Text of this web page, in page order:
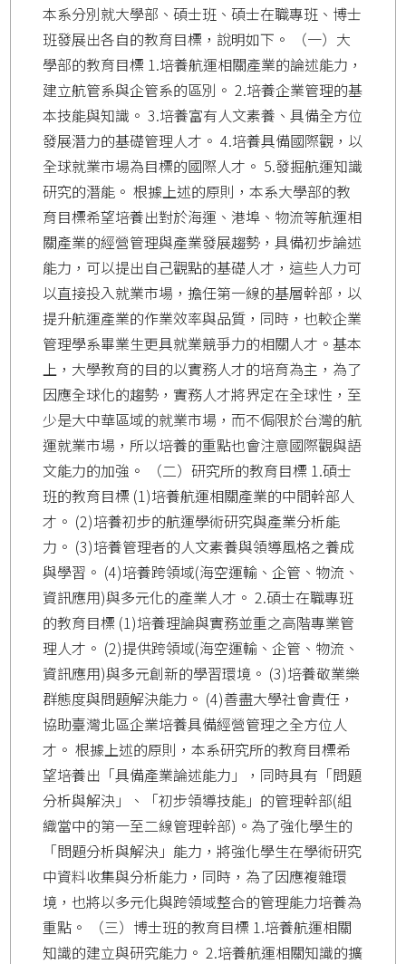
本系分別就大學部、碩士班、碩士在職專班、博士
班發展出各自的教育目標，說明如下。 （一）大
學部的教育目標 1.培養航運相關產業的論述能力，
建立航管系與企管系的區別。 2.培養企業管理的基
本技能與知識。 3.培養富有人文素養、具備全方位
發展潛力的基礎管理人才。 4.培養具備國際觀，以
全球就業市場為目標的國際人才。 5.發掘航運知識
研究的潛能。 根據上述的原則，本系大學部的教
育目標希望培養出對於海運、港埠、物流等航運相
關產業的經營管理與產業發展趨勢，具備初步論述
能力，可以提出自己觀點的基礎人才，這些人力可
以直接投入就業市場，擔任第一線的基層幹部，以
提升航運產業的作業效率與品質，同時，也較企業
管理學系畢業生更具就業競爭力的相關人才。基本
上，大學教育的目的以實務人才的培育為主，為了
因應全球化的趨勢，實務人才將界定在全球性，至
少是大中華區域的就業市場，而不侷限於台灣的航
運就業市場，所以培養的重點也會注意國際觀與語
文能力的加強。 （二）研究所的教育目標 1.碩士
班的教育目標 (1)培養航運相關產業的中間幹部人
才。 (2)培養初步的航運學術研究與產業分析能
力。 (3)培養管理者的人文素養與領導風格之養成
與學習。 (4)培養跨領域(海空運輸、企管、物流、
資訊應用)與多元化的產業人才。 2.碩士在職專班
的教育目標 (1)培養理論與實務並重之高階專業管
理人才。 (2)提供跨領域(海空運輸、企管、物流、
資訊應用)與多元創新的學習環境。 (3)培養敬業樂
群態度與問題解決能力。 (4)善盡大學社會責任，
協助臺灣北區企業培養具備經營管理之全方位人
才。 根據上述的原則，本系研究所的教育目標希
望培養出「具備產業論述能力」，同時具有「問題
分析與解決」、「初步領導技能」的管理幹部(組
織當中的第一至二線管理幹部)。為了強化學生的
「問題分析與解決」能力，將強化學生在學術研究
中資料收集與分析能力，同時，為了因應複雜環
境，也將以多元化與跨領域整合的管理能力培養為
重點。 （三）博士班的教育目標 1.培養航運相關
知識的建立與研究能力。 2.培養航運相關知識的擴